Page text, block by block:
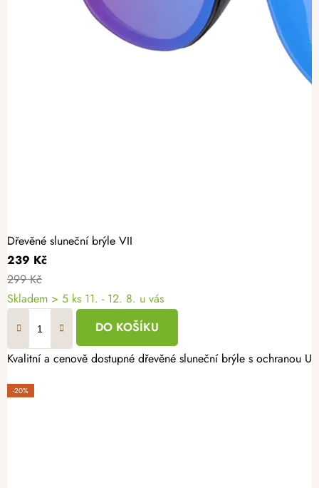
Dřevěné sluneční brýle VII
239 Kč
299 Kč
Skladem > 5 ks 11. - 12. 8. u vás
DO KOŠÍKU
Kvalitní a cenově dostupné dřevěné sluneční brýle s ochranou
-20%